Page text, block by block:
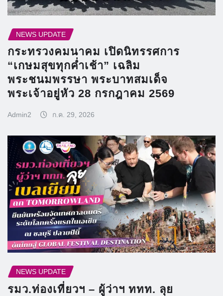
NEWS UPDATE
กระทรวงคมนาคม เปิดนิทรรศการ
“เกษมสุขทุกค่ำเช้า” เฉลิม
พระชนมพรรษา พระบาทสมเด็จ
พระเจ้าอยู่หัว 28 กรกฎาคม 2569
Admin2 ก.ค. 29, 2026
NEWS UPDATE
รมว.ท่องเที่ยวฯ – ผู้ว่าฯ ททท. ลุย